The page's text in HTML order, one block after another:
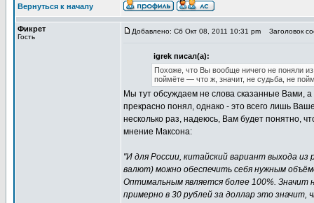
Вернуться к началу
Фикрет
Гость
Добавлено: Сб Окт 08, 2011 10:31 pm Заголовок
igrek писал(а):
Похоже, что Вы вообще ничего не поняли
поймёте — что ж, значит, не судьба, не
Мы тут обсуждаем не слова сказанные Вами,
прекрасно понял, однако - это всего лишь
несколько раз, надеюсь, Вам будет понятно,
мнение Максона:
"И для России, китайский вариант выхода
валют) можно обеспечить себя нужным
Оптимальным является более 100%. Значит
примерно в 30 рублей за доллар это